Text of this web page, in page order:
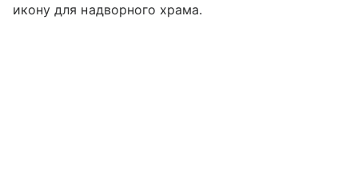
икону для надворного храма.